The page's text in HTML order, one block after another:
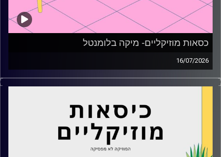
כסאות מוזיקליים- מיקה בלומנטל
16/07/2026
כסאות מוזיקליים עם מיקה בלומנטל